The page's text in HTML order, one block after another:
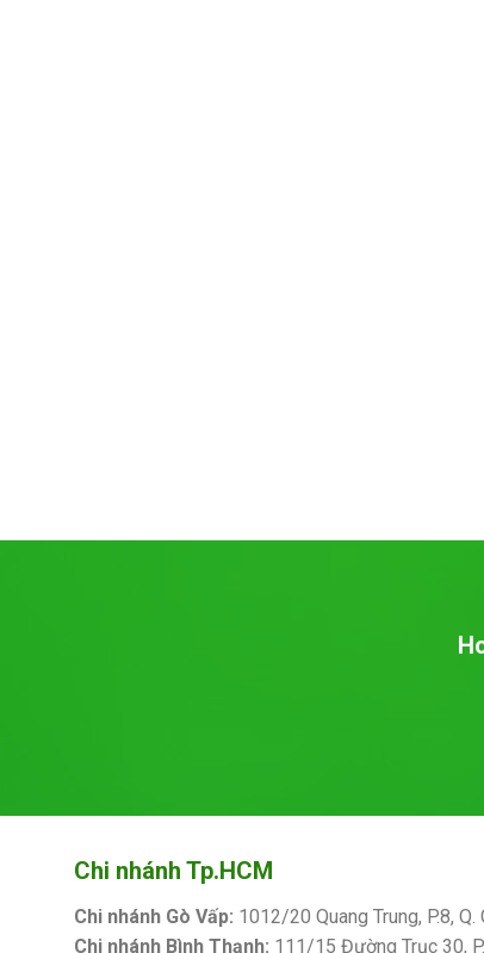
Chi nhánh Tp.HCM
Chi nhánh Gò Vấp: 1012/20 Quang Trung, P.8, Q.
Chi nhánh Bình Thạnh: 111/15 Đường Trục 30,